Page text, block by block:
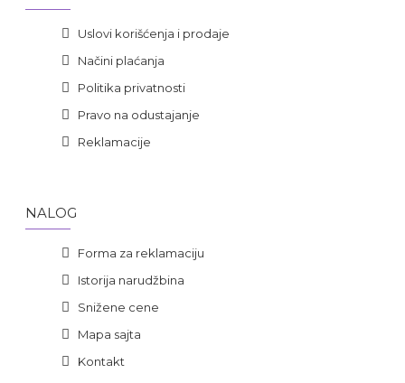
Uslovi korišćenja i prodaje
Načini plaćanja
Politika privatnosti
Pravo na odustajanje
Reklamacije
NALOG
Forma za reklamaciju
Istorija narudžbina
Snižene cene
Mapa sajta
Kontakt